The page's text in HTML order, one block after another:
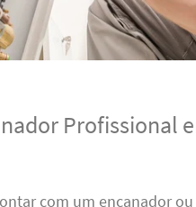
Profissional
com um encanador